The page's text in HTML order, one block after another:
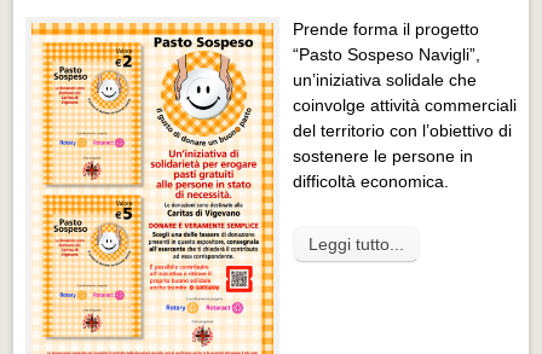
Prende forma il progetto
“Pasto Sospeso Navigli”,
un’iniziativa solidale che
coinvolge attività commerciali
del territorio con l’obiettivo di
sostenere le persone in
difficoltà economica.
Leggi tutto...